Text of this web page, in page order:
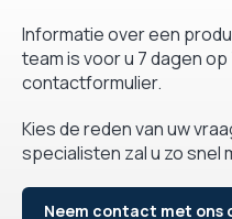
Informatie over een
team is voor u 7 dagen
contactformulier.
Kies de reden van uw
specialisten zal u zo snel
Neem contact met ons